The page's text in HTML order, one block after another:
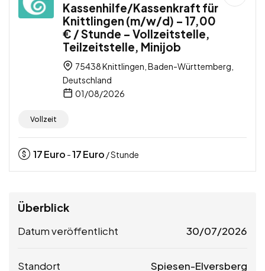
Kassenhilfe/Kassenkraft für
Knittlingen (m/w/d) – 17,00
€ / Stunde – Vollzeitstelle,
Teilzeitstelle, Minijob
75438 Knittlingen, Baden-Württemberg,
Deutschland
01/08/2026
Vollzeit
17Euro -17Euro / Stunde
Überblick
Datum veröffentlicht 30/07/2026
Standort Spiesen-Elversberg